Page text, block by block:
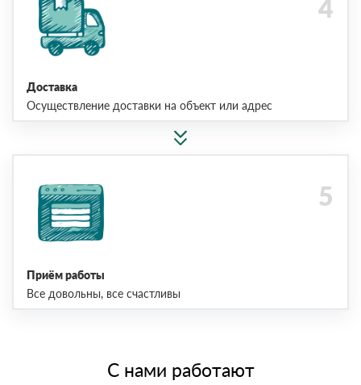
Доставка
Осуществление доставки на объект или адрес
Приём работы
Все довольны, все счастливы
С нами работают